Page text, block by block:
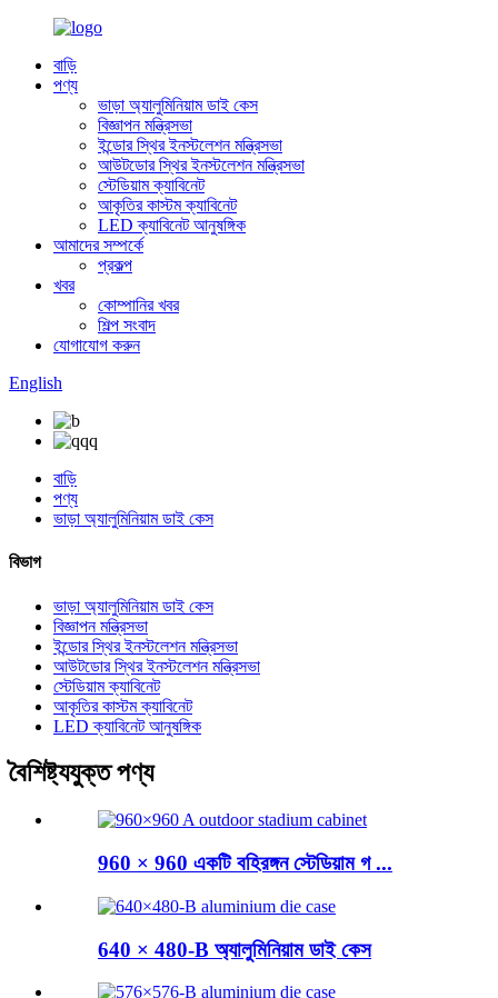
বাড়ি
পণ্য
ভাড়া অ্যালুমিনিয়াম ডাই কেস
বিজ্ঞাপন মন্ত্রিসভা
ইন্ডোর স্থির ইনস্টলেশন মন্ত্রিসভা
আউটডোর স্থির ইনস্টলেশন মন্ত্রিসভা
স্টেডিয়াম ক্যাবিনেট
আকৃতির কাস্টম ক্যাবিনেট
LED ক্যাবিনেট আনুষঙ্গিক
আমাদের সম্পর্কে
প্রকল্প
খবর
কোম্পানির খবর
শিল্প সংবাদ
যোগাযোগ করুন
English
বাড়ি
পণ্য
ভাড়া অ্যালুমিনিয়াম ডাই কেস
বিভাগ
ভাড়া অ্যালুমিনিয়াম ডাই কেস
বিজ্ঞাপন মন্ত্রিসভা
ইন্ডোর স্থির ইনস্টলেশন মন্ত্রিসভা
আউটডোর স্থির ইনস্টলেশন মন্ত্রিসভা
স্টেডিয়াম ক্যাবিনেট
আকৃতির কাস্টম ক্যাবিনেট
LED ক্যাবিনেট আনুষঙ্গিক
বৈশিষ্ট্যযুক্ত পণ্য
960 × 960 একটি বহিরঙ্গন স্টেডিয়াম গ ...
640 × 480-B অ্যালুমিনিয়াম ডাই কেস